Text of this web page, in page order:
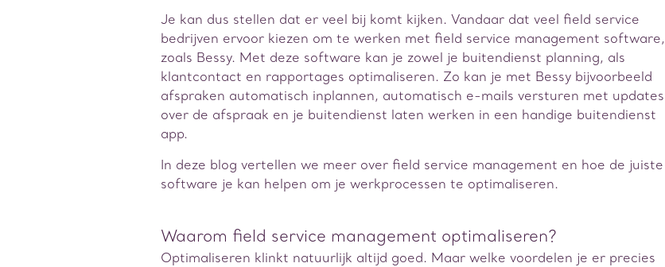
Je kan dus stellen dat er veel bij komt kijken. Vandaar dat veel field service
bedrijven ervoor kiezen om te werken met field service management software,
zoals Bessy. Met deze software kan je zowel je buitendienst planning, als
klantcontact en rapportages optimaliseren. Zo kan je met Bessy bijvoorbeeld
afspraken automatisch inplannen, automatisch e-mails versturen met updates
over de afspraak en je buitendienst laten werken in een handige buitendienst
app.
In deze blog vertellen we meer over field service management en hoe de juiste
software je kan helpen om je werkprocessen te optimaliseren.
Waarom field service management optimaliseren?
Optimaliseren klinkt natuurlijk altijd goed. Maar welke voordelen je er precies